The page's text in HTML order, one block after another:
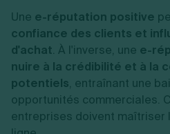
Une e-réputation positive
confiance des clients et
d'achat. À l'inverse, une e-
nuire à la crédibilité et à la
potentiels, entraînant une
opportunités commerciales.
entreprises doivent maîtriser